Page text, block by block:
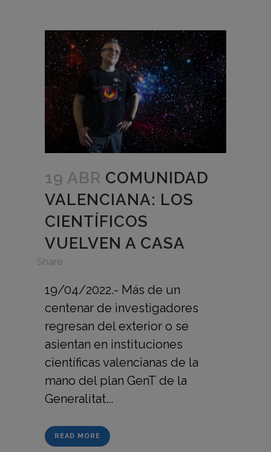
19 ABR COMUNIDAD
VALENCIANA: LOS
CIENTÍFICOS
VUELVEN A CASA
Share
19/04/2022.- Más de un
centenar de investigadores
regresan del exterior o se
asientan en instituciones
científicas valencianas de la
mano del plan GenT de la
Generalitat...
READ MORE